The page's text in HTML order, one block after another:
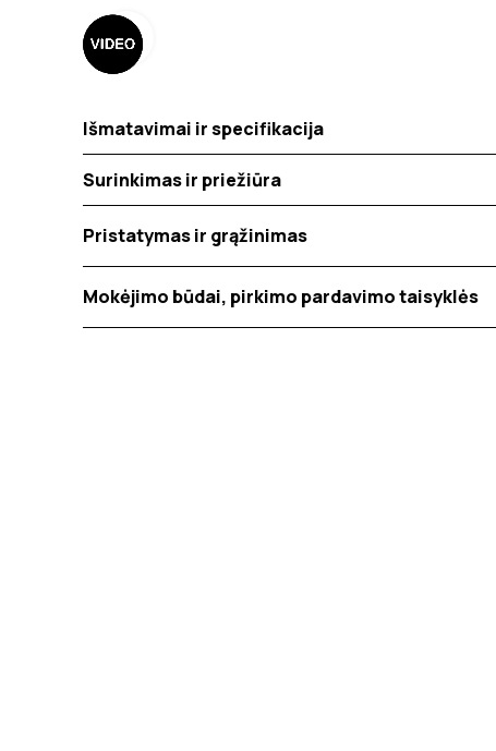
Išmatavimai ir specifikacija
Surinkimas ir priežiūra
Pristatymas ir grąžinimas
Mokėjimo būdai, pirkimo pardavimo taisyklės